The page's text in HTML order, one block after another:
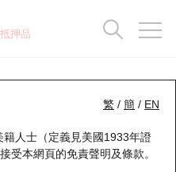
押品
繁 / 簡 / EN
人士（定義見美國1933年證
受本網頁的免責聲明及條款。